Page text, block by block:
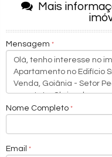
Mais
Mensagem
Nome Completo
Email